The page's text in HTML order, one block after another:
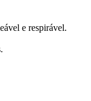
e respirável.